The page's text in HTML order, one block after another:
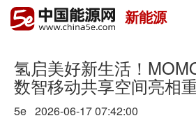
首页
政策与经
油气
新能源
氢启美好新生活！
数智移动共享空间亮相
5e 2026-06-17 07:42:00